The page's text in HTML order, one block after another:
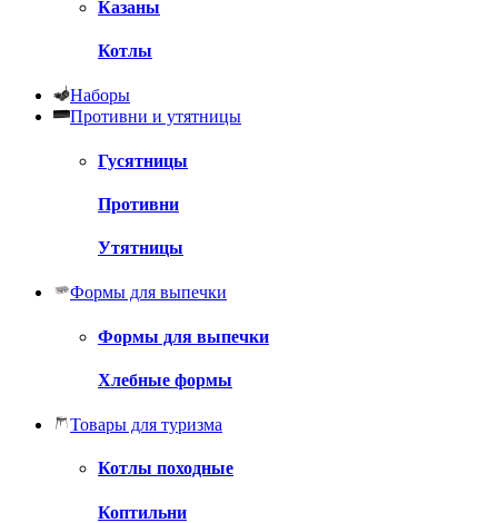
Казаны
Котлы
Наборы
Противни и утятницы
Гусятницы
Противни
Утятницы
Формы для выпечки
Формы для выпечки
Хлебные формы
Товары для туризма
Котлы походные
Коптильни